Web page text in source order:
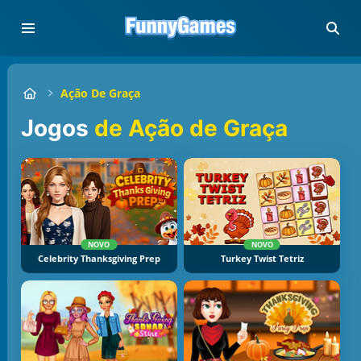
Ação De Graça
Jogos de Ação de Graça
NOVO
Celebrity Thanksgiving Prep
NOVO
Turkey Twist Tetriz